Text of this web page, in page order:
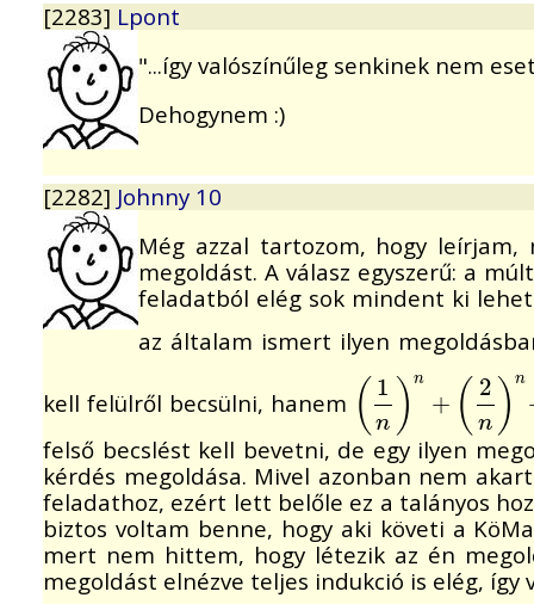
[2283] Lpont
"...így valószínűleg senkinek nem
Dehogynem :)
[2282] Johnny 10
Még azzal tartozom, hogy
megoldást. A válasz egyszerű: a
feladatból elég sok mindent ki
az általam ismert ilyen
kell felülről becsülni, hanem ( 1
n ) n
+ ( 2
n ) n
(1 n) n+ 2n )n +.. +
felső becslést kell bevetni, de egy ilyen
kérdés megoldása. Mivel azonban nem
feladathoz, ezért lett belőle ez a talányos
biztos voltam benne, hogy aki követi a
mert nem hittem, hogy létezik az én
megoldást elnézve teljes indukció is elég, így